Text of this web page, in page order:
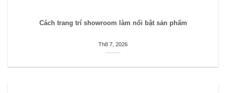
Cách trang trí showroom làm nổi bật sản phẩm
Th8 7, 2026